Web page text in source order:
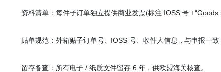
资料清单：每件子订单独立提供商业发票(标注 IOSS 号 +“Goods
贴单规范：外箱贴子订单号、IOSS 号、收件人信息，与申报一致
留存备查：所有电子 / 纸质文件留存 6 年，供欧盟海关核查。